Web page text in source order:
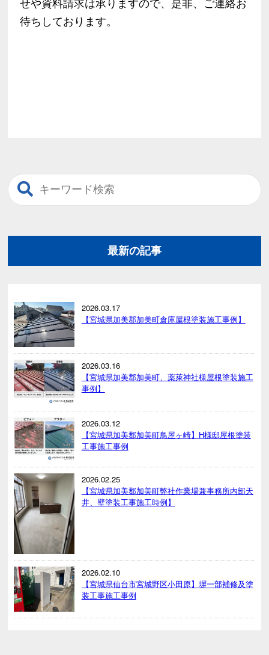
待ちしております。
最新の記事
2026.03.17
【宮城県加美郡加美町倉庫屋根塗装施工事例】
2026.03.16
【宮城県加美郡加美町、薬萊神社様屋根塗装施工
事例】
2026.03.12
【宮城県加美郡加美町鳥屋ヶ崎】H様邸屋根塗装
工事施工事例
2026.02.25
【宮城県加美郡加美町弊社作業場兼事務所内部天
井、壁塗装工事施工時例】
2026.02.10
【宮城県仙台市宮城野区小田原】塀一部補修及塗
装工事施工事例